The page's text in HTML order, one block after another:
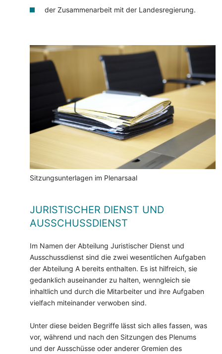
der Zusammenarbeit mit der Landesregierung.
Sitzungsunterlagen im Plenarsaal
JURISTISCHER DIENST UND
AUSSCHUSSDIENST
Im Namen der Abteilung Juristischer Dienst und
Ausschussdienst sind die zwei wesentlichen Aufgaben
der Abteilung A bereits enthalten. Es ist hilfreich, sie
gedanklich auseinander zu halten, wenngleich sie
inhaltlich und durch die Mitarbeiter und ihre Aufgaben
vielfach miteinander verwoben sind.
Unter diese beiden Begriffe lässt sich alles fassen, was
vor, während und nach den Sitzungen des Plenums
und der Ausschüsse oder anderer Gremien des